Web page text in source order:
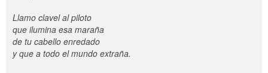
Llamo clavel al piloto
que ilumina esa maraña
de tu cabello enredado
y que a todo el mundo extraña.